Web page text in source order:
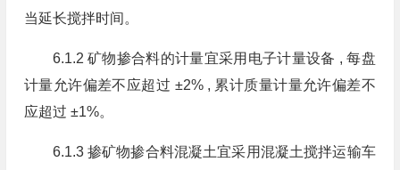
当延长搅拌时间。
6.1.2 矿物掺合料的计量宜采用电子计量设备 , 每盘
计量允许偏差不应超过 ±2% , 累计质量计量允许偏差不
应超过 ±1%。
6.1.3 掺矿物掺合料混凝土宜采用混凝土搅拌运输车